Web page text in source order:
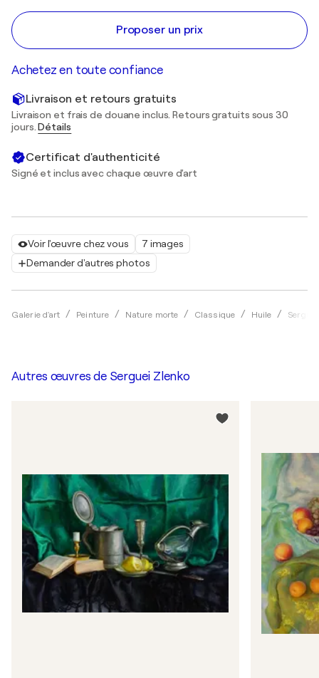
Voir l'œuvre chez vous
7 images
Demander d'autres photos
Galerie d'art Peinture Nature morte Classique Huile
Proposer un prix
Achetez en toute confiance
Livraison et retours gratuits
Livraison et frais de douane inclus. Retours gratuits sous 30
jours.Détails
Certificat d'authenticité
Signé et inclus avec chaque œuvre d'art
Autres œuvres de Serguei Zlenko